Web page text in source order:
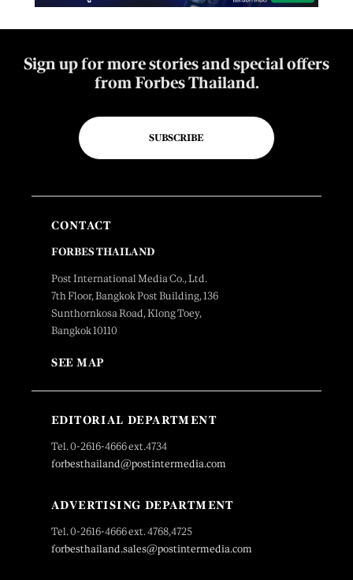
Sign up for more stories and special offers
from Forbes Thailand.
SUBSCRIBE
CONTACT
FORBES THAILAND
Post International Media Co., Ltd.
7th Floor, Bangkok Post Building, 136
Sunthornkosa Road, Klong Toey,
Bangkok 10110
SEE MAP
EDITORIAL DEPARTMENT
Tel. 0-2616-4666 ext.4734
forbesthailand@postintermedia.com
ADVERTISING DEPARTMENT
Tel. 0-2616-4666 ext. 4768,4725
forbesthailand.sales@postintermedia.com